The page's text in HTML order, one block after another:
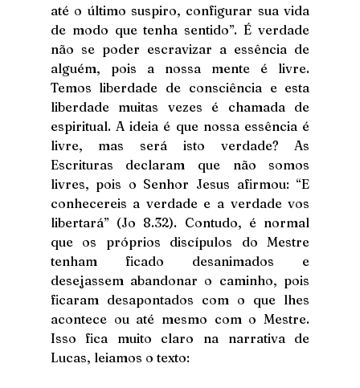
até o último suspiro, configurar sua vida
de modo que tenha sentido”. É verdade
não se poder escravizar a essência de
alguém, pois a nossa mente é livre.
Temos liberdade de consciência e esta
liberdade muitas vezes é chamada de
espiritual. A ideia é que nossa essência é
livre, mas será isto verdade? As
Escrituras declaram que não somos
livres, pois o Senhor Jesus afirmou: “E
conhecereis a verdade e a verdade vos
libertará” (Jo 8.32). Contudo, é normal
que os próprios discípulos do Mestre
tenham ficado desanimados e
desejassem abandonar o caminho, pois
ficaram desapontados com o que lhes
acontece ou até mesmo com o Mestre.
Isso fica muito claro na narrativa de
Lucas, leiamos o texto: